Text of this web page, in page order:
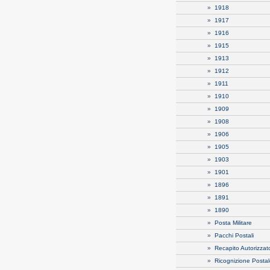
» 1918
» 1917
» 1916
» 1915
» 1913
» 1912
» 1911
» 1910
» 1909
» 1908
» 1906
» 1905
» 1903
» 1901
» 1896
» 1891
» 1890
» Posta Militare
» Pacchi Postali
» Recapito
» Ricognizione